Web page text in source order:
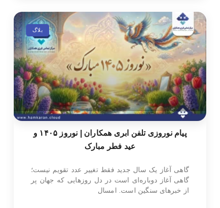
بلاگ
پیام نوروزی تلفن ابری همکاران | نوروز ۱۴۰۵ و
عید فطر مبارک
گاهی آغاز یک سال جدید فقط تغییر عدد تقویم نیست؛
گاهی آغاز دوباره‌ای است در دل روزهایی که جهان پر
از خبرهای سنگین است. امسال